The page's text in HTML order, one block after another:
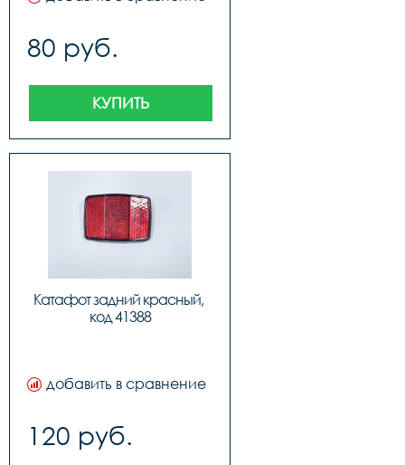
80 руб.
КУПИТЬ
Катафот задний красный,
код 41388
добавить в сравнение
120 руб.